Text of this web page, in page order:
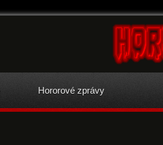
Hororové zprávy